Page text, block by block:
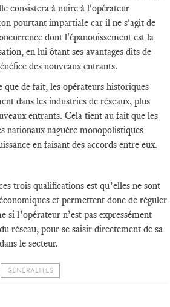
consistera à nuire à l'opérateur
pourtant impartiale car il ne s'agit de
dont l'épanouissement est la
en lui ôtant ses avantages dits de
des nouveaux entrants.
de fait, les opérateurs historiques
dans les industries de réseaux, plus
entrants. Cela tient au fait que les
nationaux naguère monopolistiques
en faisant des accords entre eux.
trois qualifications est qu’elles ne sont
et permettent donc de réguler
si l’opérateur n’est pas expressément
réseau, pour se saisir directement de sa
le secteur.
GÉNÉRALITÉS